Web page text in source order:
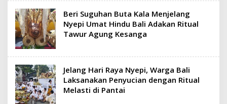
Beri Suguhan Buta Kala Menjelang
Nyepi Umat Hindu Bali Adakan Ritual
Tawur Agung Kesanga
Jelang Hari Raya Nyepi, Warga Bali
Laksanakan Penyucian dengan Ritual
Melasti di Pantai